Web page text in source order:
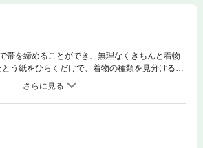
帯を締めることができ、無理なくきちんと着物
う紙をひらくだけで、着物の種類を見分けるこ
「自分の体に合った着こなし」を目指すので、補
物を着ていて体がラク（石田流の特徴）。自分で
も紹介。「着物を持つ ⇒ 着る前 ⇒ 着た後
がわかるので、初心者でも安心。一重太鼓、二
……と思っている方は意外と多いのではないで